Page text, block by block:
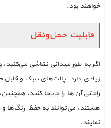
خواهند بود.
قابلیت حمل‌ونقل
اگر به طور میدانی نقاشی
زیادی دارد. پالت‌های سبک و
راحتی آن‌ها را جابجا کنید.
هستند، می‌توانند به حفظ
نمایند.